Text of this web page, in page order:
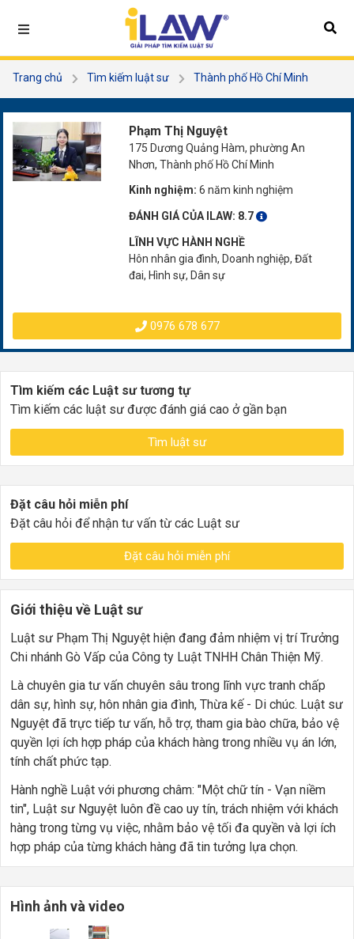
Trang chủ Tìm kiếm luật sư
Thành phố Hồ Chí Minh
Phạm Thị Nguyệt
175 Dương Quảng Hàm, phường An
Nhơn, Thành phố Hồ Chí Minh
Kinh nghiệm: 6 năm kinh nghiệm
ĐÁNH GIÁ CỦA ILAW: 8.7
LĨNH VỰC HÀNH NGHỀ
Hôn nhân gia đình, Doanh nghiệp, Đất
đai, Hình sự, Dân sự
0976 678 677
Tìm kiếm các Luật sư tương tự
Tìm kiếm các luật sư được đánh giá cao ở gần bạn
Tìm luật sư
Đặt câu hỏi miễn phí
Đặt câu hỏi để nhận tư vấn từ các Luật sư
Đặt câu hỏi miễn phí
Giới thiệu về Luật sư
Luật sư Phạm Thị Nguyệt hiện đang đảm nhiệm vị trí Trưởng
Chi nhánh Gò Vấp của Công ty Luật TNHH Chân Thiện Mỹ.
Là chuyên gia tư vấn chuyên sâu trong lĩnh vực tranh chấp
dân sự, hình sự, hôn nhân gia đình, Thừa kế - Di chúc. Luật sư
Nguyệt đã trực tiếp tư vấn, hỗ trợ, tham gia bào chữa, bảo vệ
quyền lợi ích hợp pháp của khách hàng trong nhiều vụ án lớn,
tính chất phức tạp.
Hành nghề Luật với phương châm: "Một chữ tín - Vạn niềm
tin", Luật sư Nguyệt luôn đề cao uy tín, trách nhiệm với khách
hàng trong từng vụ việc, nhằm bảo vệ tối đa quyền và lợi ích
hợp pháp của từng khách hàng đã tin tưởng lựa chọn.
Hình ảnh và video